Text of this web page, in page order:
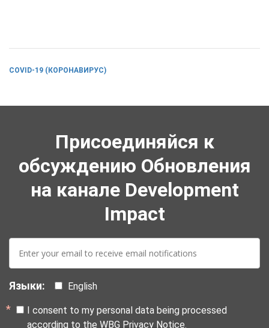
COVID-19 (КОРОНАВИРУС)
Присоединяйся к
обсуждению Обновления
на канале Development
Impact
mail:
Языки: English
I consent to my personal data being processed
according to the WBG Privacy Notice.